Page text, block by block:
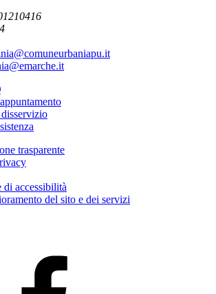
trasparente
di accessibilità
del sito e dei servizi